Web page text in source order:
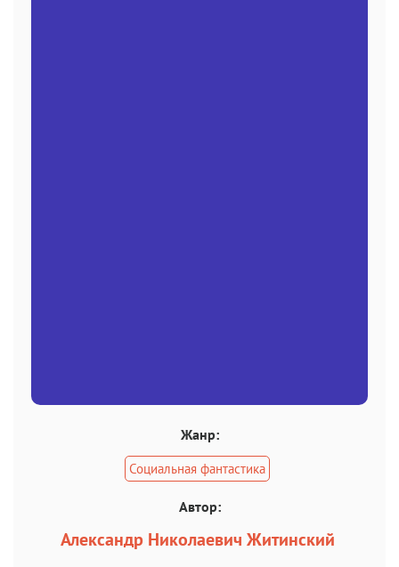
Жанр:
Социальная фантастика
Автор:
Александр Николаевич Житинский